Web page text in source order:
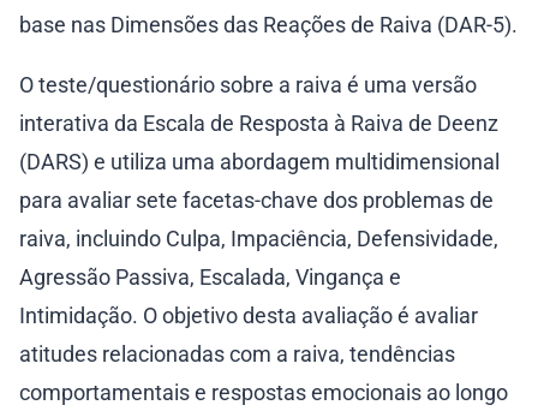
base nas Dimensões das Reações de Raiva (DAR-5).
O teste/questionário sobre a raiva é uma versão
interativa da Escala de Resposta à Raiva de Deenz
(DARS) e utiliza uma abordagem multidimensional
para avaliar sete facetas-chave dos problemas de
raiva, incluindo Culpa, Impaciência, Defensividade,
Agressão Passiva, Escalada, Vingança e
Intimidação. O objetivo desta avaliação é avaliar
atitudes relacionadas com a raiva, tendências
comportamentais e respostas emocionais ao longo